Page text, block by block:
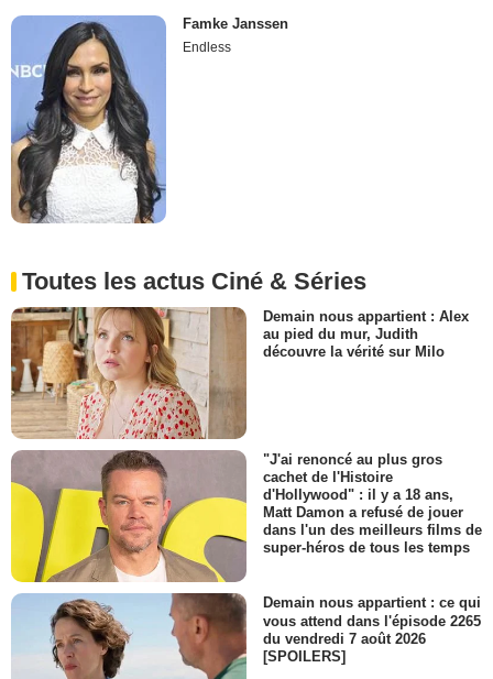
Famke Janssen
Endless
Toutes les actus Ciné & Séries
Demain nous appartient : Alex
au pied du mur, Judith
découvre la vérité sur Milo
"J'ai renoncé au plus gros
cachet de l'Histoire
d'Hollywood" : il y a 18 ans,
Matt Damon a refusé de jouer
dans l'un des meilleurs films de
super-héros de tous les temps
Demain nous appartient : ce qui
vous attend dans l'épisode 2265
du vendredi 7 août 2026
[SPOILERS]